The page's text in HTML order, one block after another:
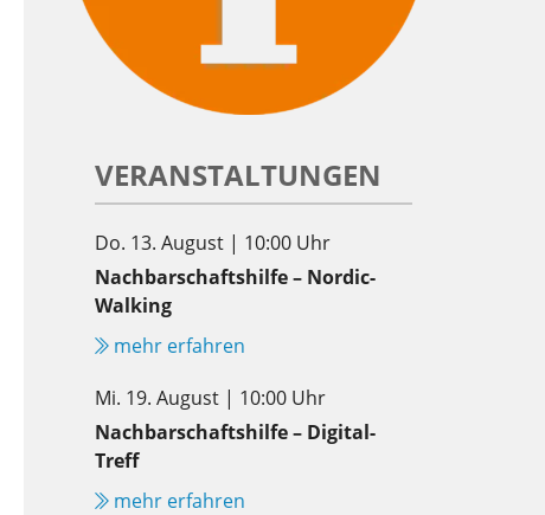
VERANSTALTUNGEN
Do. 13. August | 10:00 Uhr
Nachbarschaftshilfe – Nordic-
Walking
mehr erfahren
Mi. 19. August | 10:00 Uhr
Nachbarschaftshilfe – Digital-
Treff
mehr erfahren